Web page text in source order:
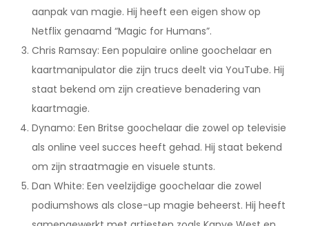
aanpak van magie. Hij heeft een eigen show op
Netflix genaamd “Magic for Humans”.
Chris Ramsay: Een populaire online goochelaar en
kaartmanipulator die zijn trucs deelt via YouTube. Hij
staat bekend om zijn creatieve benadering van
kaartmagie.
Dynamo: Een Britse goochelaar die zowel op televisie
als online veel succes heeft gehad. Hij staat bekend
om zijn straatmagie en visuele stunts.
Dan White: Een veelzijdige goochelaar die zowel
podiumshows als close-up magie beheerst. Hij heeft